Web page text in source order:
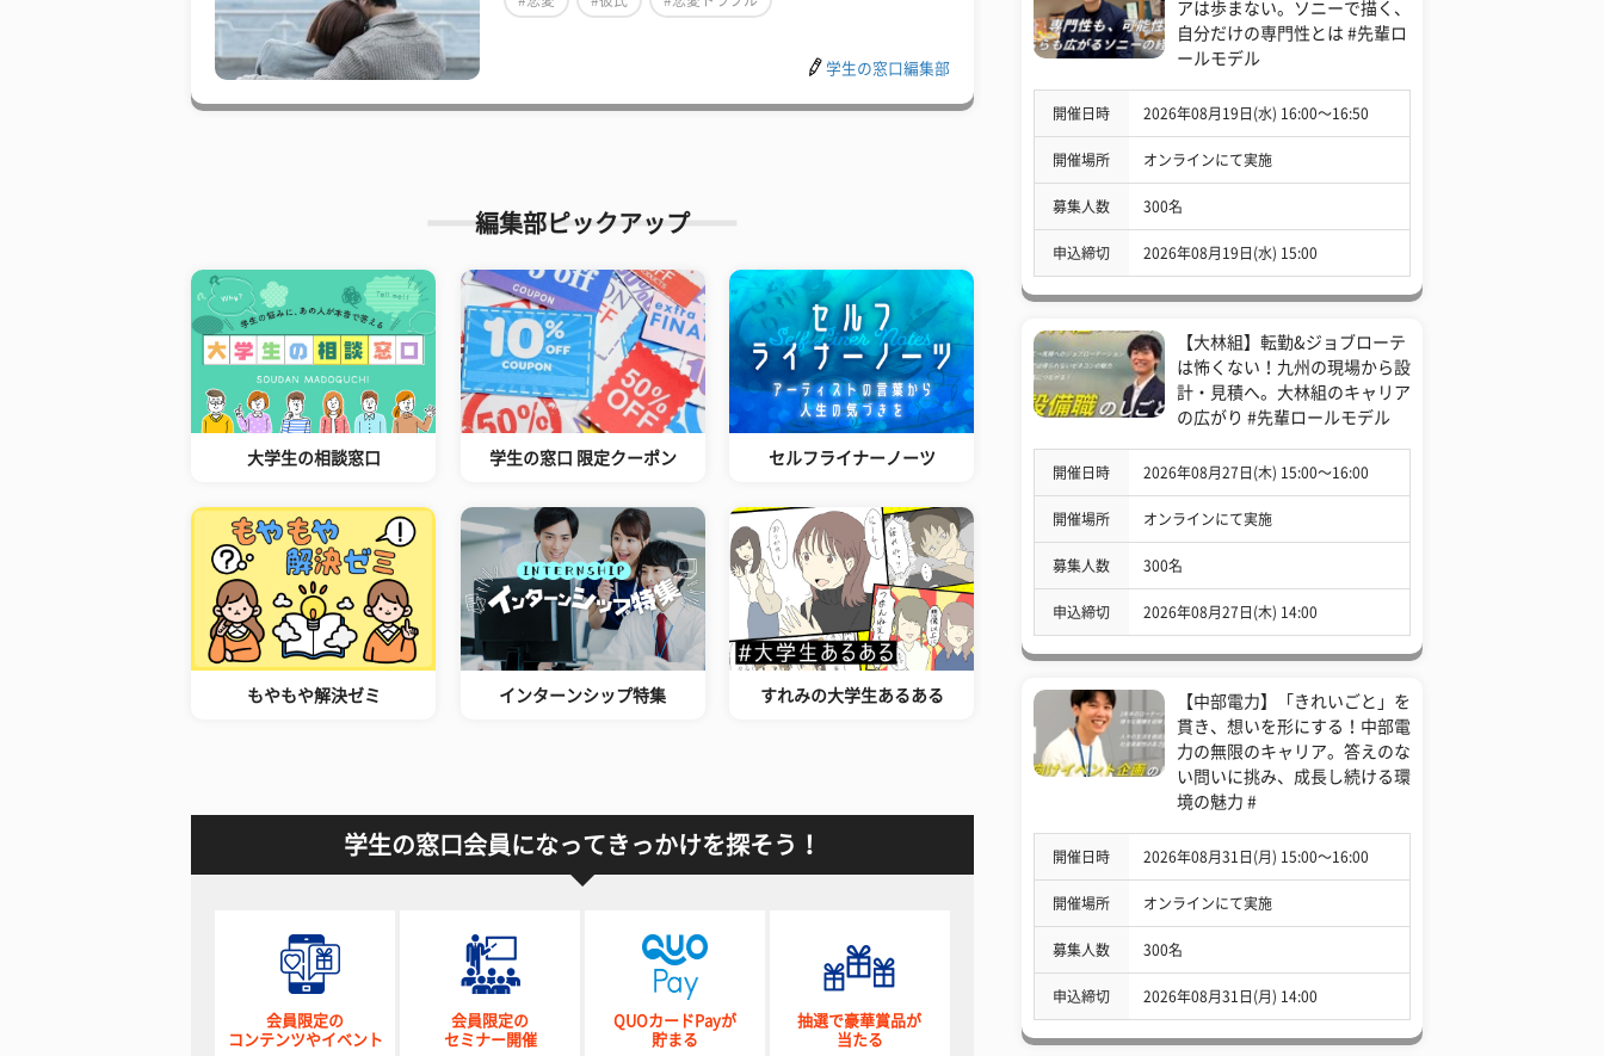
学生の窓口編集部
編集部ピックアップ
大学生の相談窓口 学生の窓口 限定クーポン セルフライナーノーツ
もやもや解決ゼミ インターンシップ特集 すれみの大学生あるある
学生の窓口会員になってきっかけを探そう！
会員限定の
コンテンツやイベント
会員限定の
セミナー開催
QUOカードPayが
貯まる
抽選で豪華賞品が
当たる
アは歩まない。ソニーで描く、
自分だけの専門性とは #先輩ロ
ールモデル
開催日時 2026年08月19日(水) 16:00〜16:50
開催場所 オンラインにて実施
募集人数 300名
申込締切 2026年08月19日(水) 15:00
【大林組】転勤&ジョブローテ
は怖くない！九州の現場から設
計・見積へ。大林組のキャリア
の広がり #先輩ロールモデル
開催日時 2026年08月27日(木) 15:00〜16:00
開催場所 オンラインにて実施
募集人数 300名
申込締切 2026年08月27日(木) 14:00
【中部電力】「きれいごと」を
貫き、想いを形にする！中部電
力の無限のキャリア。答えのな
い問いに挑み、成長し続ける環
境の魅力 #
開催日時 2026年08月31日(月) 15:00〜16:00
開催場所 オンラインにて実施
募集人数 300名
申込締切 2026年08月31日(月) 14:00